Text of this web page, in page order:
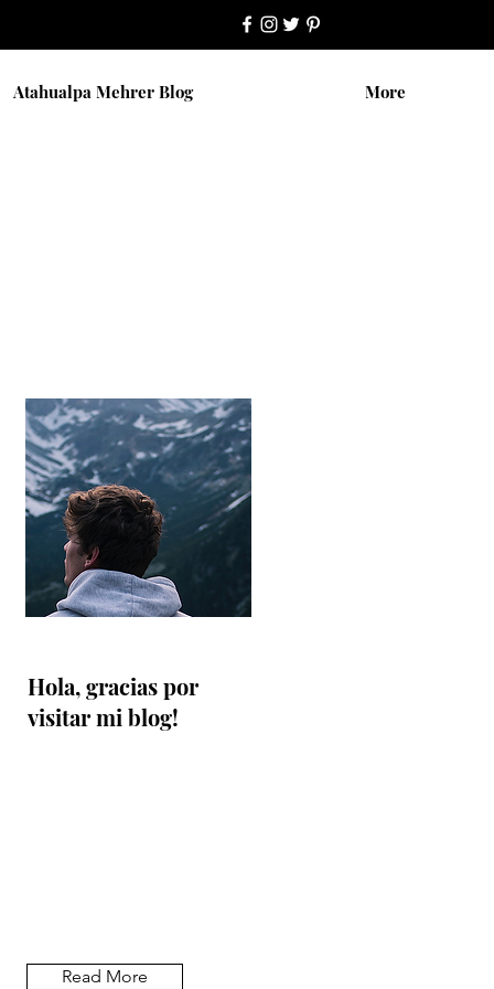
Atahualpa Mehrer Blog More
Hola, gracias por
visitar mi blog!
Read More